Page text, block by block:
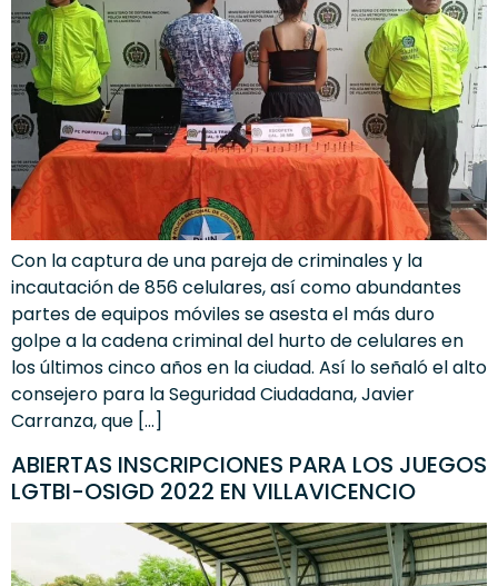
Con la captura de una pareja de criminales y la
incautación de 856 celulares, así como abundantes
partes de equipos móviles se asesta el más duro
golpe a la cadena criminal del hurto de celulares en
los últimos cinco años en la ciudad. Así lo señaló el alto
consejero para la Seguridad Ciudadana, Javier
Carranza, que […]
ABIERTAS INSCRIPCIONES PARA LOS JUEGOS
LGTBI-OSIGD 2022 EN VILLAVICENCIO